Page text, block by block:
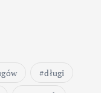
długi